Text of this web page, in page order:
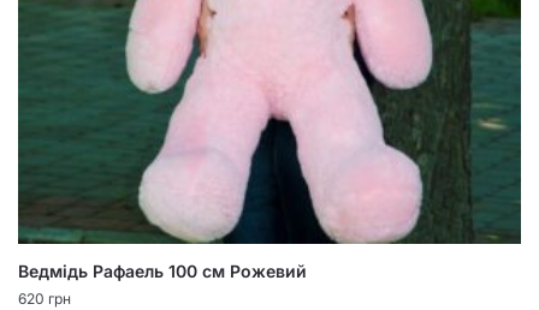
Ведмідь Рафаель 100 см Рожевий
620 грн